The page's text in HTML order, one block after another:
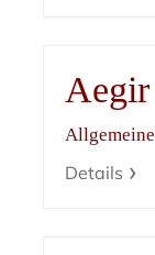
Details